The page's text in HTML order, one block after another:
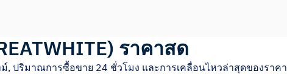
) ราคาสด
ม์, ปริมาณการซื้อขาย 24 ชั่วโมง และการเคลื่อนไหวล่าสุดของราคา